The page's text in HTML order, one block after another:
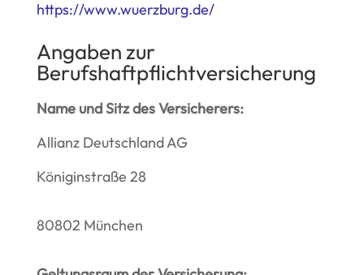
https://www.wuerzburg.de/
Angaben zur
Berufshaftpflichtversicherung
Name und Sitz des Versicherers:
Allianz Deutschland AG
Königinstraße 28
80802 München